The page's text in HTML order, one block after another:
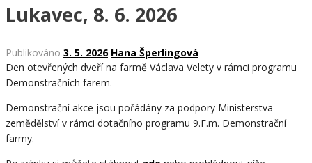
Lukavec, 8. 6. 2026
Publikováno 3. 5. 2026 Hana Šperlingová
Den otevřených dveří na farmě Václava Velety v rámci programu
Demonstračních farem.
Demonstrační akce jsou pořádány za podpory Ministerstva
zemědělství v rámci dotačního programu 9.F.m. Demonstrační
farmy.